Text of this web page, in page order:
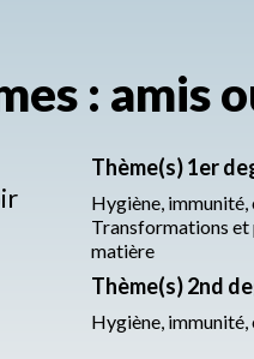
: amis
Thème(s) 1er
Hygiène, immunité,
Transformations
matière
Thème(s) 2nd
Hygiène, immunité,